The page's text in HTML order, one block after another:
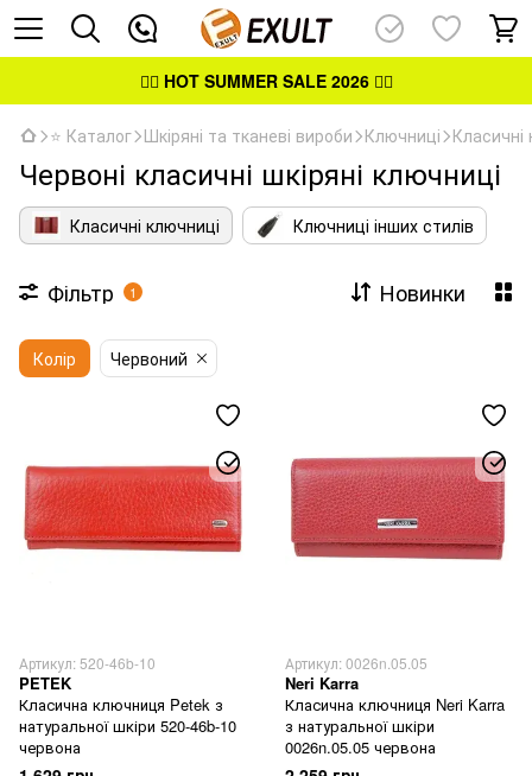
👉🏻 HOT SUMMER SALE 2026👈🏻
⭐ Каталог Шкіряні та тканеві вироби Ключниці Класичні
Червоні класичні шкіряні ключниці
Класичні ключниці Ключниці інших стилів
Фільтр 1 Новинки
Колір Червоний
Артикул: 520-46b-10
PETEK
Класична ключниця Petek з
натуральної шкіри 520-46b-10
червона
Артикул: 0026n.05.05
Neri Karra
Класична ключниця Neri Karra
з натуральної шкіри
0026n.05.05 червона